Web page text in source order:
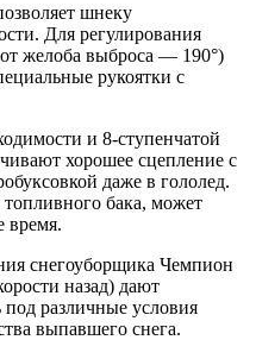
шнеку
Для регулирования
желоба выброса — 190°)
рукоятки с
и 8-ступенчатой
хорошее сцепление с
даже в гололед.
бака, может
время.
снегоуборщика Чемпион
назад) дают
под различные условия
выпавшего снега.